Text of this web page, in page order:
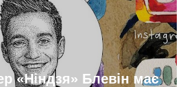
«Ніндзя» Блевін має